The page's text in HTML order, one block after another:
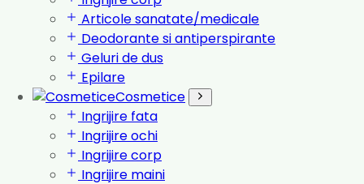
Articole sanatate/medicale
Deodorante si antiperspirante
Geluri de dus
Epilare
Cosmetice
Ingrijire fata
Ingrijire ochi
Ingrijire corp
Ingrijire maini